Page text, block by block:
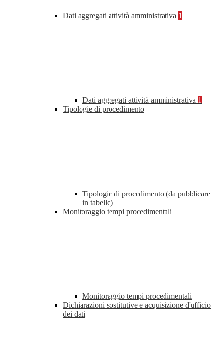
Dati aggregati attività amministrativa 1
Dati aggregati attività amministrativa 1
Tipologie di procedimento
Tipologie di procedimento (da pubblicare
in tabelle)
Monitoraggio tempi procedimentali
Monitoraggio tempi procedimentali
Dichiarazioni sostitutive e acquisizione d'ufficio
dei dati